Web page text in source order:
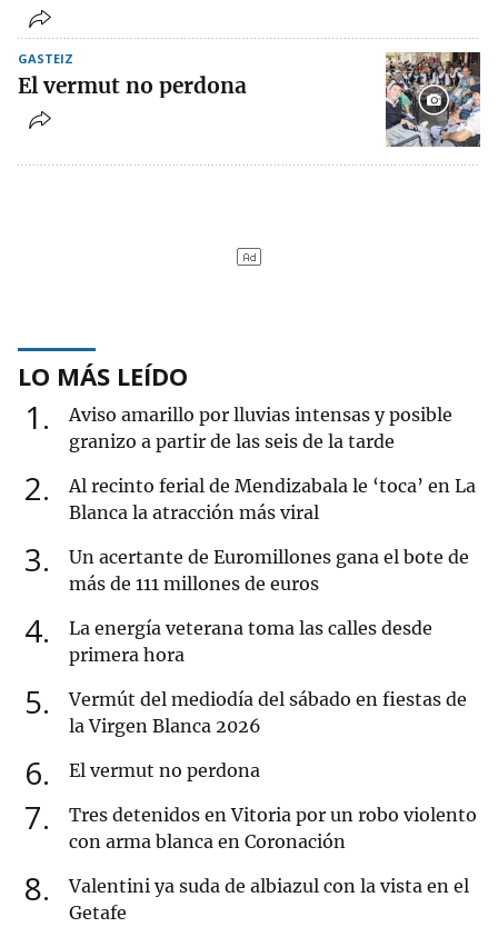
GASTEIZ
El vermut no perdona
LO MÁS LEÍDO
1
Aviso amarillo por lluvias intensas y posible
granizo a partir de las seis de la tarde
2
Al recinto ferial de Mendizabala le ‘toca’ en La
Blanca la atracción más viral
3
Un acertante de Euromillones gana el bote de
más de 111 millones de euros
4
La energía veterana toma las calles desde
primera hora
5
Vermút del mediodía del sábado en fiestas de
la Virgen Blanca 2026
6 El vermut no perdona
7
Tres detenidos en Vitoria por un robo violento
con arma blanca en Coronación
8
Valentini ya suda de albiazul con la vista en el
Getafe